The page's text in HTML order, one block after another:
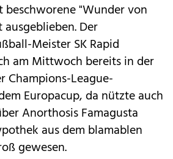
"Wunder von
Der
Meister SK Rapid
am Mittwoch bereits in der
Champions-League-
Europacup, da nützte auch
Anorthosis Famagusta
aus dem blamablen
gewesen.